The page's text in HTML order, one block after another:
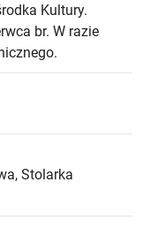
Kultury.
br. W razie
Stolarka